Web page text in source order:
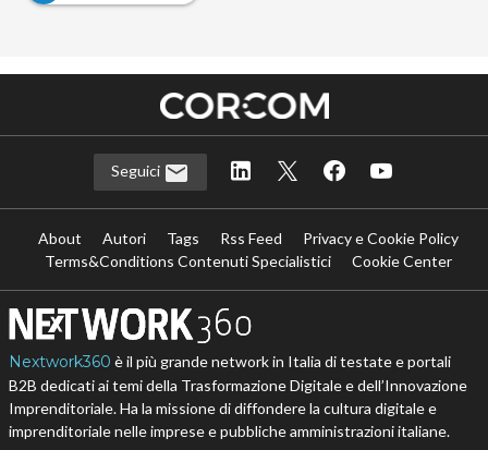
Seguici
About Autori Tags Rss Feed
Privacy e Cookie Policy
Terms&Conditions Contenuti Specialistici
Cookie Center
Nextwork360 è il più grande network in Italia di testate e portali
B2B dedicati ai temi della Trasformazione Digitale e dell’Innovazione
Imprenditoriale. Ha la missione di diffondere la cultura digitale e
imprenditoriale nelle imprese e pubbliche amministrazioni italiane.